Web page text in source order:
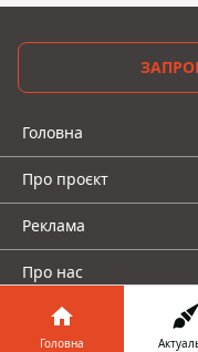
Головна
Про проєкт
Реклама
Про нас
Головна